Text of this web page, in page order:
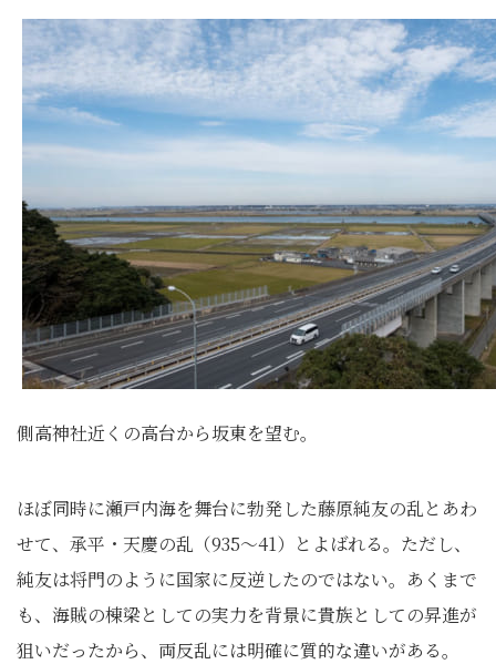
側高神社近くの高台から坂東を望む。
ほぼ同時に瀬戸内海を舞台に勃発した藤原純友の乱とあわ
せて、承平・天慶の乱（935～41）とよばれる。ただし、
純友は将門のように国家に反逆したのではない。あくまで
も、海賊の棟梁としての実力を背景に貴族としての昇進が
狙いだったから、両反乱には明確に質的な違いがある。